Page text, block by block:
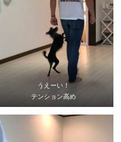
うえーい！
テンション高め